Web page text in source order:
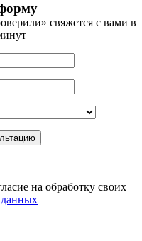
свяжется с вами в
на обработку своих